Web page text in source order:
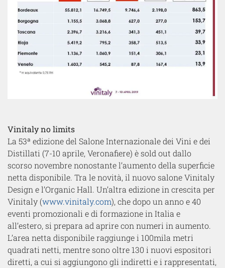
Vinitaly no limits
La 53ª edizione del Salone Internazionale dei Vini e dei
Distillati (7-10 aprile, Veronafiere) è sold out dallo
scorso novembre nonostante l’aumento della superficie
netta disponibile. Tra le novità, il nuovo salone Vinitaly
Design e l’Organic Hall. Un’altra edizione in crescita per
Vinitaly (www.vinitaly.com), che dopo un anno e 40
eventi promozionali e di formazione in Italia e
all’estero, si prepara ad aprire con numeri in aumento.
L’area netta disponibile raggiunge i 100mila metri
quadrati netti, mentre sono oltre 130 i nuovi espositori
diretti, a cui si aggiungono gli indiretti e i rappresentati,